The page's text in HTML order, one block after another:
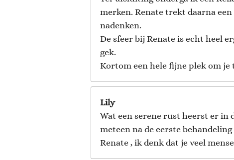
merken. Renate trekt daarna
nadenken.
De sfeer bij Renate is echt heel
gek.
Kortom een hele fijne plek om je
Lily
Wat een serene rust heerst er in
meteen na de eerste
Renate , ik denk dat je veel